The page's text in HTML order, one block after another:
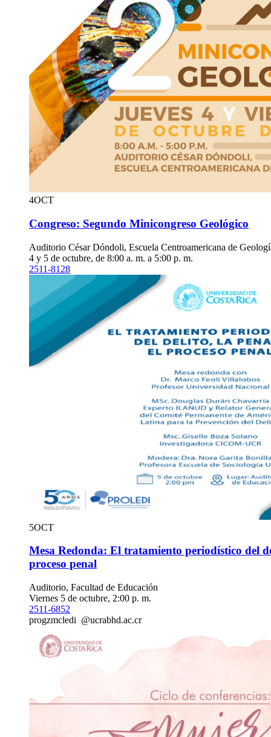
4OCT
Congreso: Segundo Minicongreso Geológico
Auditorio César Dóndoli, Escuela Centroamericana de
4 y 5 de octubre, de 8:00 a. m. a 5:00 p. m.
2511-8128
5OCT
Mesa Redonda: El tratamiento periodístico del
proceso penal
Auditorio, Facultad de Educación
Viernes 5 de octubre, 2:00 p. m.
2511-6852
progzmcledi @ucrabhd.ac.cr